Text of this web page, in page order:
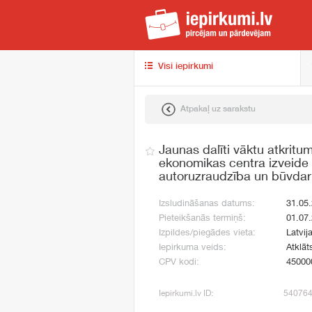
Visi iepirkumi
Atpakaļ uz sarakstu
Jaunas dalīti vāktu
ekonomikas centra
autoruzraudzība un
Izsludināšanas datums:
Pieteikšanās termiņš:
Izpildes/piegādes vieta:
Iepirkuma veids:
CPV kodi:
Iepirkumi.lv ID: